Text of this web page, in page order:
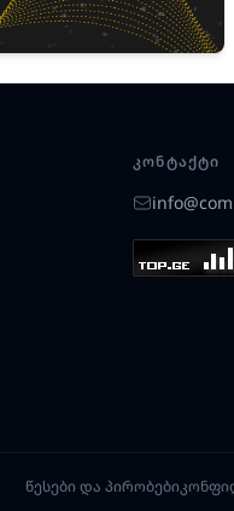
ᲙᲝᲜᲢᲐᲥᲢᲘ
წესები და პირობები